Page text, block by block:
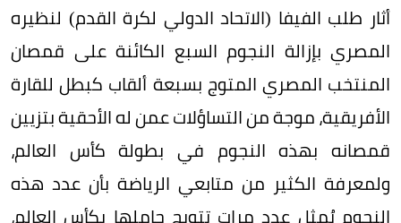
أثار طلب الفيفا (الاتحاد الدولي لكرة القدم) لنظيره
المصري بإزالة النجوم السبع الكائنة على قمصان
المنتخب المصري المتوج بسبعة ألقاب كبطل للقارة
الأفريقية، موجة من التساؤلات عمن له الأحقية بتزيين
قمصانه بهذه النجوم في بطولة كأس العالم،
ولمعرفة الكثير من متابعي الرياضة بأن عدد هذه